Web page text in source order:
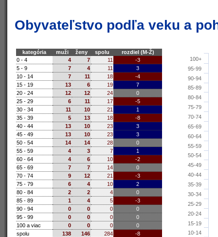
Obyvateľstvo podľa veku a
kategória muži ženy spolu
rozdiel (M-Ž)
0 - 4
4 7 11
-3
5 - 9
7 4 11
3
10 - 14
7 11 18
-4
15 - 19
13 6 19
7
20 - 24
12 12 24
0
25 - 29
6 11 17
-5
30 - 34
11 10 21
1
35 - 39
5 13 18
-8
40 - 44
13 10 23
3
45 - 49
13 10 23
3
50 - 54
14 14 28
0
55 - 59
4 3 7
1
60 - 64
4 6 10
-2
65 - 69
7 7 14
0
70 - 74
9 12 21
-3
75 - 79
6 4 10
2
80 - 84
2 2 4
0
85 - 89
1 4 5
-3
90 - 94
0 0 0
0
95 - 99
0 0 0
0
100 a viac
0 0 0
0
spolu
138 146 284 -8 10-14
15-19
20-24
25-29
30-34
35-39
40-44
45-49
50-54
55-59
60-64
65-69
70-74
75-79
80-84
85-89
90-94
95-99
100+